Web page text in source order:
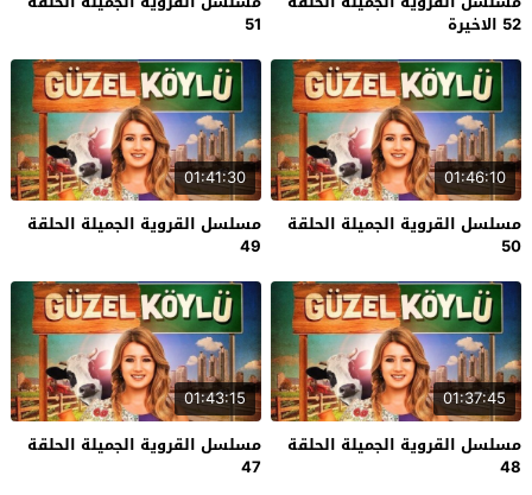
52 الاخيرة 51
01:46:10
مسلسل القروية الجميلة الحلقة
50
01:41:30
مسلسل القروية الجميلة الحلقة
49
01:37:45
مسلسل القروية الجميلة الحلقة
48
01:43:15
مسلسل القروية الجميلة الحلقة
47